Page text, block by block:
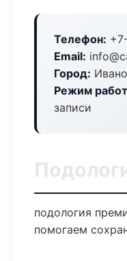
Телефон:
Email:
Город:
Режим
записи
подология
помогаем